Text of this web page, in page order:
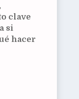
clave
si
hacer